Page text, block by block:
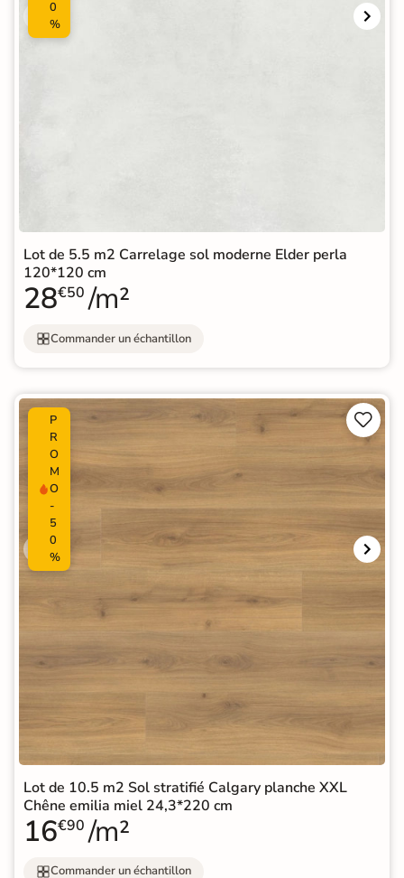
0
%
Lot de 5.5 m2 Carrelage sol moderne Elder perla
120*120 cm
28€50 /m²
Commander un échantillon
P
R
O
M
O
-
5
0
%


Lot de 10.5 m2 Sol stratifié Calgary planche XXL
Chêne emilia miel 24,3*220 cm
16€90 /m²
Commander un échantillon